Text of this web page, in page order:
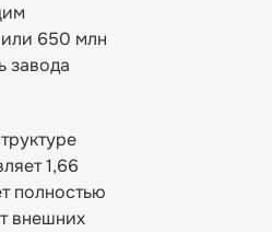
650 млн
завода
1,66
полностью
внешних